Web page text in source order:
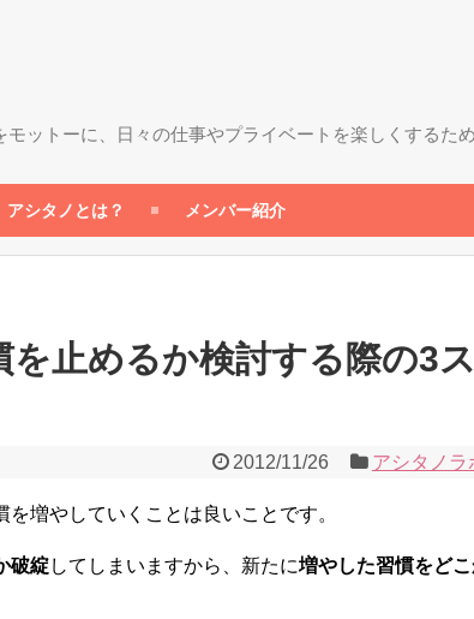
ットーに、日々の仕事やプライベートを楽しくするた
アシタノとは？ メンバー紹介
を止めるか検討する際の3ス
2012/11/26 アシタノラ
増やしていくことは良いことです。
破綻してしまいますから、新たに増やした習慣をど